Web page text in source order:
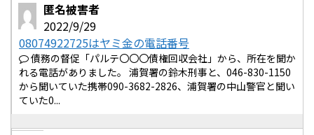
匿名被害者
2022/9/29
08074922725はヤミ金の電話番号
債務の督促「パルテ〇〇〇債権回収会社」から、所在を聞か
れる電話がありました。 浦賀署の鈴木刑事と、046-830-1150
から聞いていた携帯090-3682-2826、浦賀署の中山警官と聞い
ていた0...